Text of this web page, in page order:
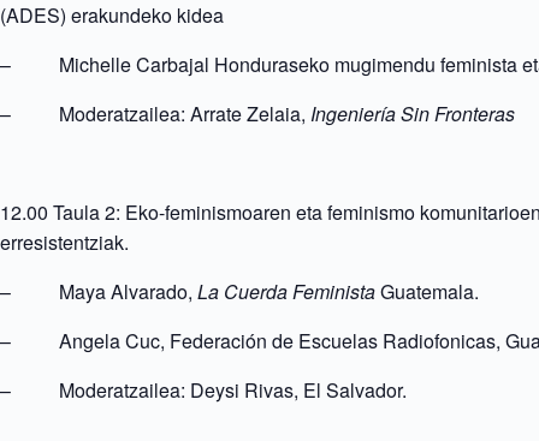
(ADES) erakundeko kidea
–
Michelle Carbajal Honduraseko mugimendu feminista
–
Moderatzailea: Arrate Zelaia, Ingeniería Sin Fronteras
12.00 Taula 2: Eko-feminismoaren eta feminismo
erresistentziak.
–
Maya Alvarado, La Cuerda FeministaGuatemala.
–
Angela Cuc, Federación de Escuelas Radiofonicas,
–
Moderatzailea: Deysi Rivas, El Salvador.